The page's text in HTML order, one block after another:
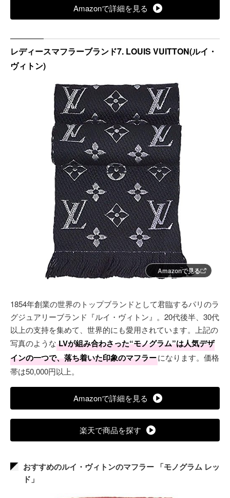
Amazonで詳細を見る
レディースマフラーブランド7. LOUIS VUITTON(ルイ・
ヴィトン)
Amazonで見る
1854年創業の世界のトップブランドとして君臨するパリのラ
グジュアリーブランド『ルイ・ヴィトン』。20代後半、30代
以上の支持を集めて、世界的にも愛用されています。上記の
写真のような LVが組み合わさった“モノグラム”は人気デザ
インの一つで、落ち着いた印象のマフラーになります。価格
帯は50,000円以上。
Amazonで詳細を見る
楽天で商品を探す
おすすめのルイ・ヴィトンのマフラー 「モノグラム レッ
ド」